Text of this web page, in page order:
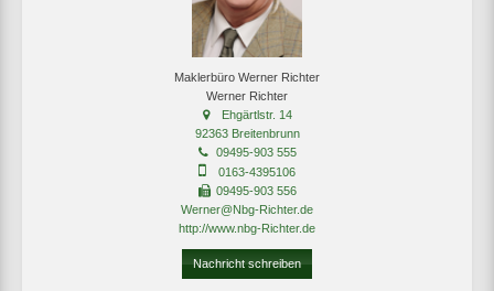
Maklerbüro Werner Richter
Werner Richter
Ehgärtlstr. 14
92363 Breitenbrunn
09495-903 555
0163-4395106
09495-903 556
Werner@Nbg-Richter.de
http://www.nbg-Richter.de
Nachricht schreiben